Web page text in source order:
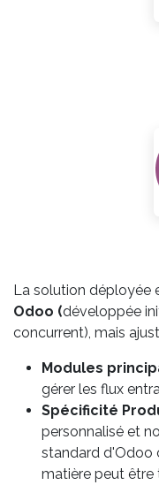
La solution déployée
Odoo (développée
concurrent), mais
Modules
gérer les flux
Spécificité
personnalisé et
standard d'Odoo
matière peut être